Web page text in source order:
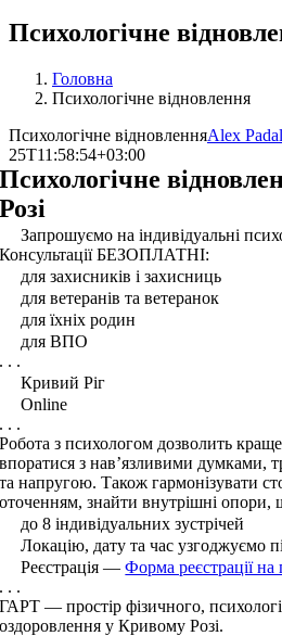
Психологічне
Головна
Психологічне відновлення
Психологічне відновленняAlex
25T11:58:54+03:00
Психологічне
Розі
Запрошуємо на індивідуальні
Консультації БЕЗОПЛАТНІ:
для захисників і захисниць
для ветеранів та ветеранок
для їхніх родин
для ВПО
. . .
Кривий Ріг
Online
. . .
Робота з психологом дозволить краще
впоратися з нав’язливими думками,
та напругою. Також гармонізувати
оточенням, знайти внутрішні опори,
до 8 індивідуальних зустрічей
Локацію, дату та час узгоджуємо
Реєстрація —Форма реєстрації на
. . .
ГАРТ — простір фізичного,
оздоровлення у Кривому Розі.